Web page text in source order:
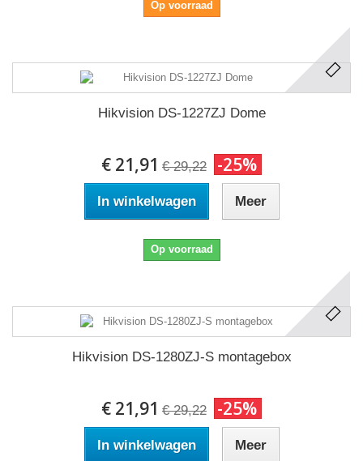
Op voorraad
Hikvision DS-1227ZJ Dome
€ 21,91 € 29,22 -25%
In winkelwagen Meer
Op voorraad
Hikvision DS-1280ZJ-S montagebox
€ 21,91 € 29,22 -25%
In winkelwagen Meer